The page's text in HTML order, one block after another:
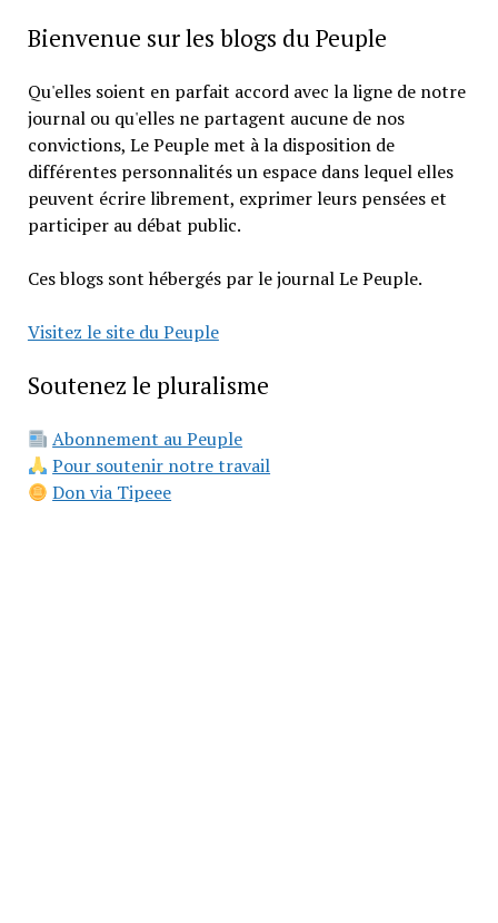
Bienvenue sur les blogs du Peuple
Qu'elles soient en parfait accord avec la ligne de notre
journal ou qu'elles ne partagent aucune de nos
convictions, Le Peuple met à la disposition de
différentes personnalités un espace dans lequel elles
peuvent écrire librement, exprimer leurs pensées et
participer au débat public.
Ces blogs sont hébergés par le journal Le Peuple.
Visitez le site du Peuple
Soutenez le pluralisme
Abonnement au Peuple
Pour soutenir notre travail
Don via Tipeee